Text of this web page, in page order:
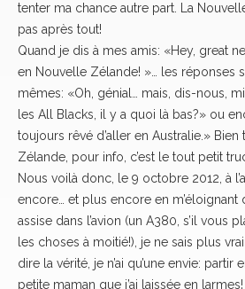
tenter ma chance autre part. La
pas après tout!
Quand je dis à mes amis: «Hey, great
en Nouvelle Zélande! »… les réponses
mêmes: «Oh, génial… mais, dis-nous,
les All Blacks, il y a quoi là bas?» ou
toujours rêvé d’aller en Australie.»
Zélande, pour info, c’est le tout petit
Nous voilà donc, le 9 octobre 2012, à
encore… et plus encore en m’éloignant
assise dans l’avion (un A380, s’il vous
les choses à moitié!), je ne sais plus
dire la vérité, je n’ai qu’une envie:
petite maman que j’ai laissée en larmes!